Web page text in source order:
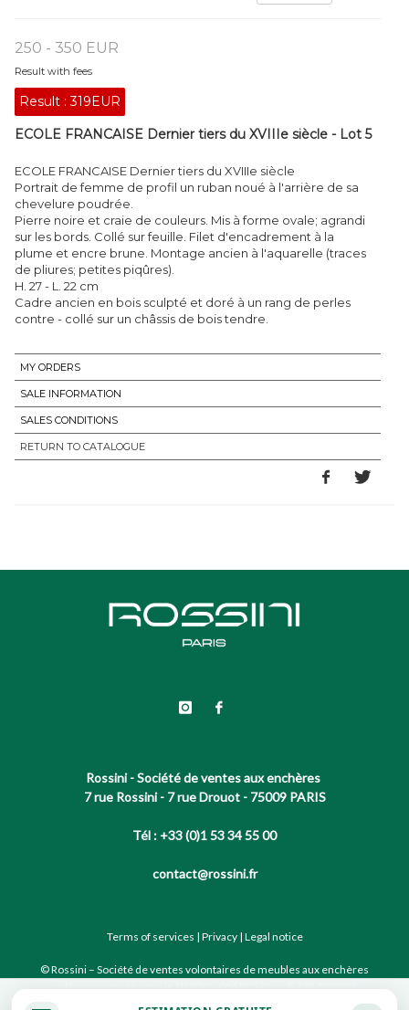
250 - 350 EUR
Result with fees
Result :319EUR
ECOLE FRANCAISE Dernier tiers du XVIIIe siècle - Lot 5
ECOLE FRANCAISE Dernier tiers du XVIIIe siècle
Portrait de femme de profil un ruban noué à l'arrière de sa
chevelure poudrée.
Pierre noire et craie de couleurs. Mis à forme ovale; agrandi
sur les bords. Collé sur feuille. Filet d'encadrement à la
plume et encre brune. Montage ancien à l'aquarelle (traces
de pliures; petites piqûres).
H. 27 - L. 22 cm
Cadre ancien en bois sculpté et doré à un rang de perles
contre - collé sur un châssis de bois tendre.
MY ORDERS
SALE INFORMATION
SALES CONDITIONS
RETURN TO CATALOGUE
Rossini - Société de ventes aux enchères
7 rue Rossini - 7 rue Drouot - 75009 PARIS
Tél : +33 (0)1 53 34 55 00
contact@rossini.fr
Terms of services | Privacy| Legal notice
© Rossini – Société de ventes volontaires de meubles aux enchères